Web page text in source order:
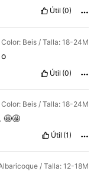
Útil (0)
Color: Beis / Talla: 18-24M
o
Útil (0)
Color: Beis / Talla: 18-24M
. 🤩🤩
Útil (1)
/ Talla: 12-18M